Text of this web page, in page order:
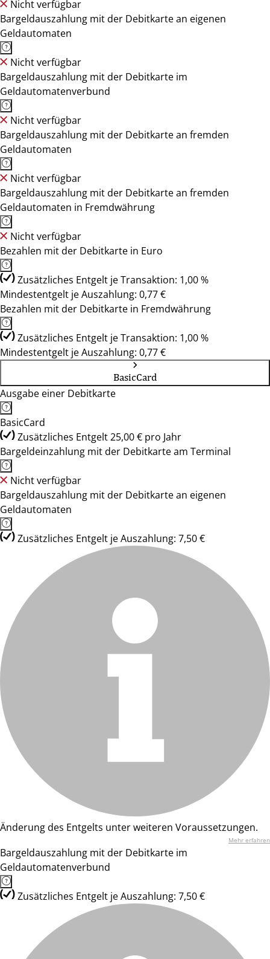
Nicht verfügbar
Bargeldauszahlung mit der Debitkarte an eigenen
Geldautomaten
Nicht verfügbar
Bargeldauszahlung mit der Debitkarte im
Geldautomatenverbund
Nicht verfügbar
Bargeldauszahlung mit der Debitkarte an fremden
Geldautomaten
Nicht verfügbar
Bargeldauszahlung mit der Debitkarte an fremden
Geldautomaten in Fremdwährung
Nicht verfügbar
Bezahlen mit der Debitkarte in Euro
Zusätzliches Entgelt je Transaktion: 1,00 %
Mindestentgelt je Auszahlung: 0,77 €
Bezahlen mit der Debitkarte in Fremdwährung
Zusätzliches Entgelt je Transaktion: 1,00 %
Mindestentgelt je Auszahlung: 0,77 €
BasicCard
Ausgabe einer Debitkarte
BasicCard
Zusätzliches Entgelt 25,00 € pro Jahr
Bargeldeinzahlung mit der Debitkarte am Terminal
Nicht verfügbar
Bargeldauszahlung mit der Debitkarte an eigenen
Geldautomaten
Zusätzliches Entgelt je Auszahlung: 7,50 €
Änderung des Entgelts unter weiteren Voraussetzungen.
Mehr erfahren
Bargeldauszahlung mit der Debitkarte im
Geldautomatenverbund
Zusätzliches Entgelt je Auszahlung: 7,50 €